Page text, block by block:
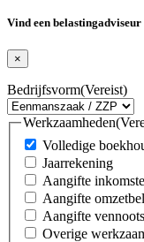
Vind een belastingadviseur
×
Bedrijfsvorm(Vereist)
Werkzaamheden
Volledige
Jaarrekening
Aangifte
Aangifte
Aangifte
Overige